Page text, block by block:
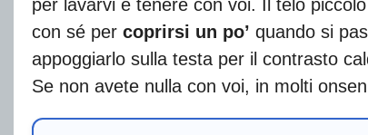
per lavarvi e tenere con voi. Il telo
con sé per coprirsi un po’ quando si
appoggiarlo sulla testa per il contrasto
Se non avete nulla con voi, in molti